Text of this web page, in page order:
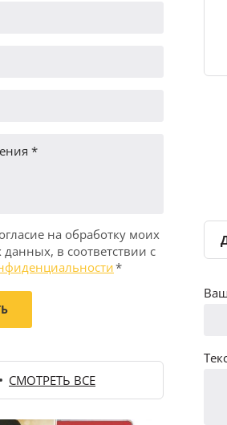
на обработку моих
в соответствии с
*
СМОТРЕТЬ ВСЕ